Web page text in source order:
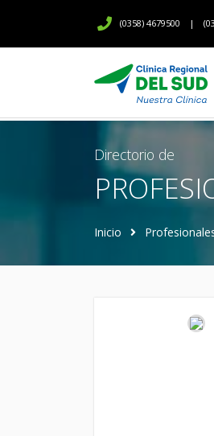
(0358) 4679500 |
Directorio de
Inicio